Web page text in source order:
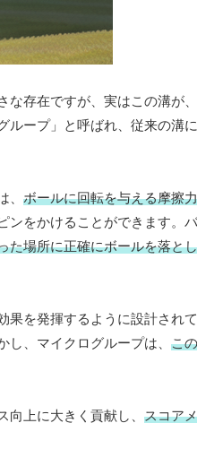
な存在ですが、実はこの溝が
ループ」と呼ばれ、従来の溝
ボールに回転を与える摩擦
をかけることができます。
た場所に正確にボールを落と
を発揮するように設計されて
、マイクログループは、 こ
上に大きく貢献し、 スコア